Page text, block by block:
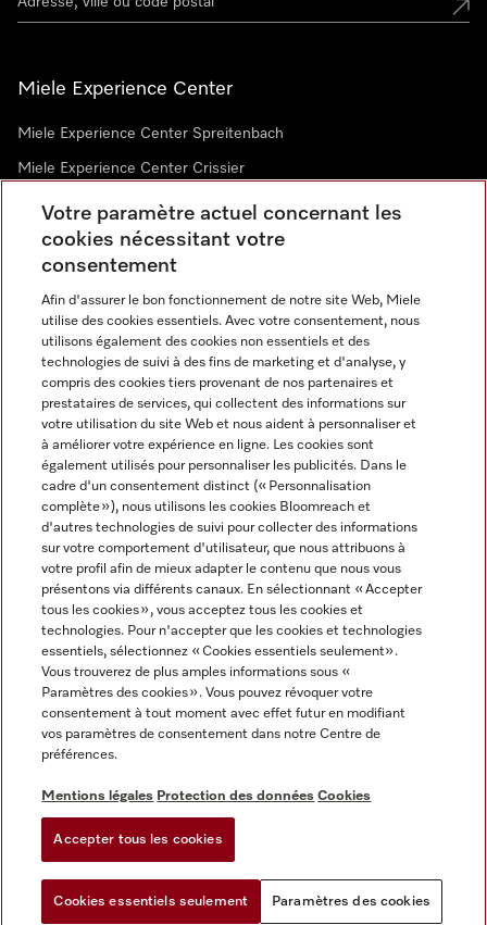
Miele Experience Center
Miele Experience Center Spreitenbach
Miele Experience Center Crissier
Newsletter
Langue
FRANÇAIS
Mentions légales
CGV
Protection des données
Paramètres des cookies
Miele sur Youtube
Votre paramètre actuel concernant les
cookies nécessitant votre
consentement
Afin d'assurer le bon fonctionnement de notre site Web, Miele
utilise des cookies essentiels. Avec votre consentement, nous
utilisons également des cookies non essentiels et des
technologies de suivi à des fins de marketing et d'analyse, y
compris des cookies tiers provenant de nos partenaires et
prestataires de services, qui collectent des informations sur
votre utilisation du site Web et nous aident à personnaliser et
à améliorer votre expérience en ligne. Les cookies sont
également utilisés pour personnaliser les publicités. Dans le
cadre d'un consentement distinct (« Personnalisation
complète »), nous utilisons les cookies Bloomreach et
d'autres technologies de suivi pour collecter des informations
sur votre comportement d'utilisateur, que nous attribuons à
votre profil afin de mieux adapter le contenu que nous vous
présentons via différents canaux. En sélectionnant « Accepter
tous les cookies », vous acceptez tous les cookies et
technologies. Pour n'accepter que les cookies et technologies
essentiels, sélectionnez « Cookies essentiels seulement».
Vous trouverez de plus amples informations sous «
Paramètres des cookies ». Vous pouvez révoquer votre
consentement à tout moment avec effet futur en modifiant
vos paramètres de consentement dans notre Centre de
préférences.
Mentions légales Protection des données Cookies
Accepter tous les cookies
Cookies essentiels seulement Paramètres des cookies